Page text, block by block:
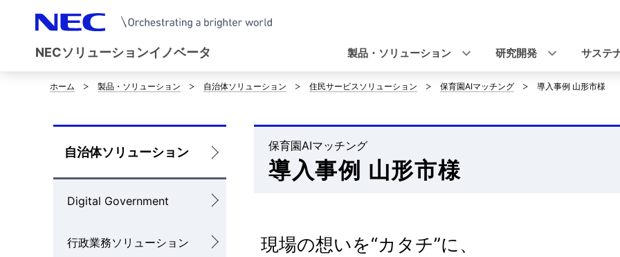
NECソリューションイノベータ
ビ
ゲ
シ
ョ
ン
製品・ソリューション 研究開発 サステ
サ
イ
ト
内
ホーム 製品・ソリューション 自治体ソリューション 住民サービスソリューション 保育園AIマッチング 導入事例 山形市様
ロ
ー
カ
ル
自治体ソリューション
Digital Government
行政業務ソリューション
導入事例 山形市様
保育園AIマッチング
現場の想いを“カタチ”に、